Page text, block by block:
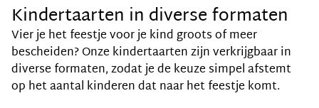
Kindertaarten in diverse formaten
Vier je het feestje voor je kind groots of meer
bescheiden? Onze kindertaarten zijn verkrijgbaar in
diverse formaten, zodat je de keuze simpel afstemt
op het aantal kinderen dat naar het feestje komt.